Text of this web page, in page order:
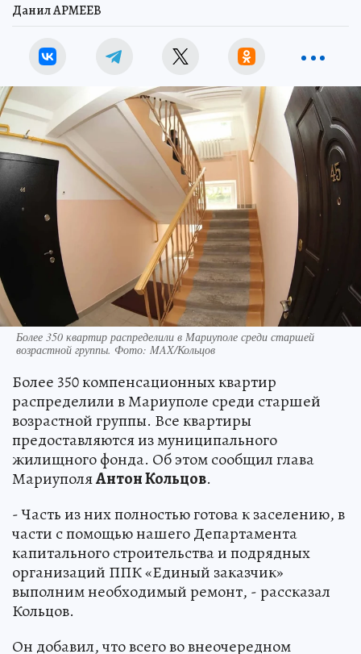
Данил АРМЕЕВ
Более 350 квартир распределили в Мариуполе среди старшей
возрастной группы. Фото: MAX/Кольцов
Более 350 компенсационных квартир
распределили в Мариуполе среди старшей
возрастной группы. Все квартиры
предоставляются из муниципального
жилищного фонда. Об этом сообщил глава
МариуполяАнтон Кольцов.
- Часть из них полностью готова к заселению, в
части с помощью нашего Департамента
капитального строительства и подрядных
организаций ППК «Единый заказчик»
выполним необходимый ремонт, - рассказал
Кольцов.
Он добавил, что всего во внеочередном